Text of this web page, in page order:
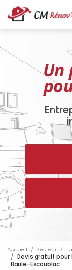
au
contenu
principal
Un
Accueil Secteur
Devis gratuit pour
Baule-Escoublac